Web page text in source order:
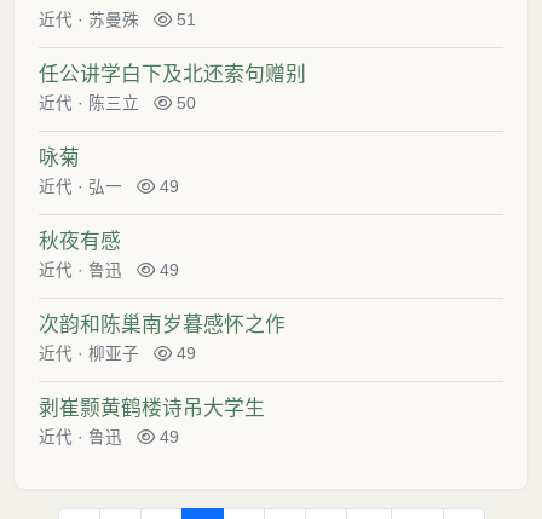
近代 · 苏曼殊 51
任公讲学白下及北还索句赠别
近代 · 陈三立 50
咏菊
近代 · 弘一 49
秋夜有感
近代 · 鲁迅 49
次韵和陈巢南岁暮感怀之作
近代 · 柳亚子 49
剥崔颢黄鹤楼诗吊大学生
近代 · 鲁迅 49